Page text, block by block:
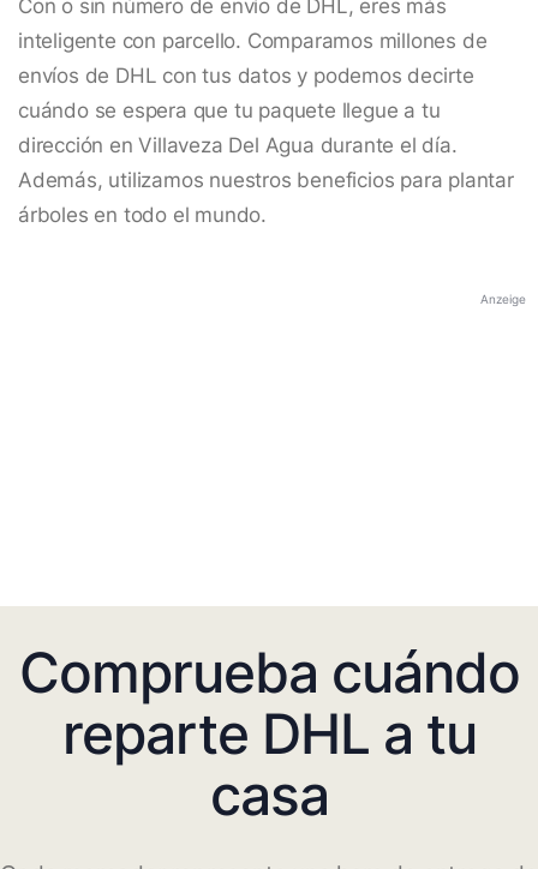
Con o sin número de envío de DHL, eres más
inteligente con parcello. Comparamos millones de
envíos de DHL con tus datos y podemos decirte
cuándo se espera que tu paquete llegue a tu
dirección en Villaveza Del Agua durante el día.
Además, utilizamos nuestros beneficios para plantar
árboles en todo el mundo.
Anzeige
Comprueba cuándo
reparte DHL a tu
casa